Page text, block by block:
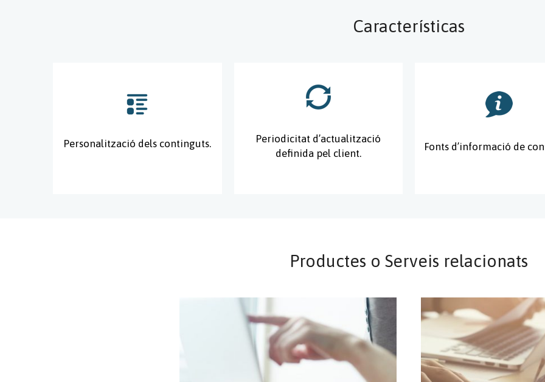
Características
Personalització dels continguts.
Periodicitat d’actualització
definida pel client.
Fonts d’informació de
Productes o Serveis relacionats